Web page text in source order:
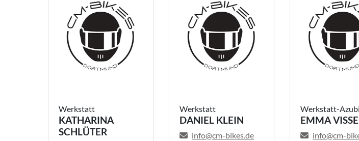
Werkstatt
KATHARINA
SCHLÜTER
Werkstatt
DANIEL KLEIN
info@cm-bikes.de
Werkstatt-Azubi
EMMA
info@cm-